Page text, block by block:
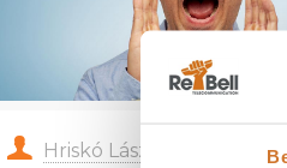
Hriskó László